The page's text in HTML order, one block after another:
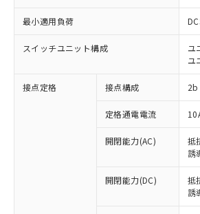
最小適用負荷
スイッチユニット構成
ユ
ユ
接点定格 接点構成 2b
定格通電電流
開閉能力(AC)
抵
誘
開閉能力(DC)
抵
誘
※1 対応状況
対応済み：EU RoHS指令（
非含有に対応した製品が提供
対応予定：EU RoHS指令（10
有に対応した製品に切り替え